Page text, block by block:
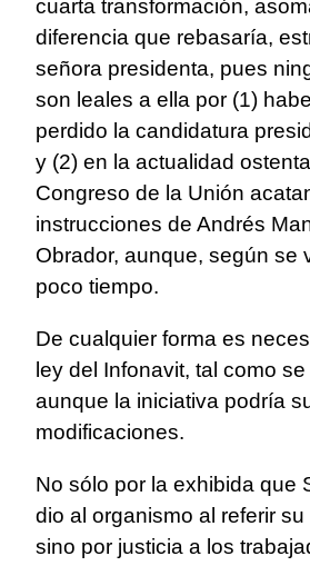
cuarta transformación,
diferencia que rebasaría,
señora presidenta, pues
son leales a ella por (1)
perdido la candidatura
y (2) en la actualidad
Congreso de la Unión
instrucciones de Andrés
Obrador, aunque, según se
poco tiempo.
De cualquier forma es
ley del Infonavit, tal como
aunque la iniciativa podría
modificaciones.
No sólo por la exhibida que
dio al organismo al referir
sino por justicia a los